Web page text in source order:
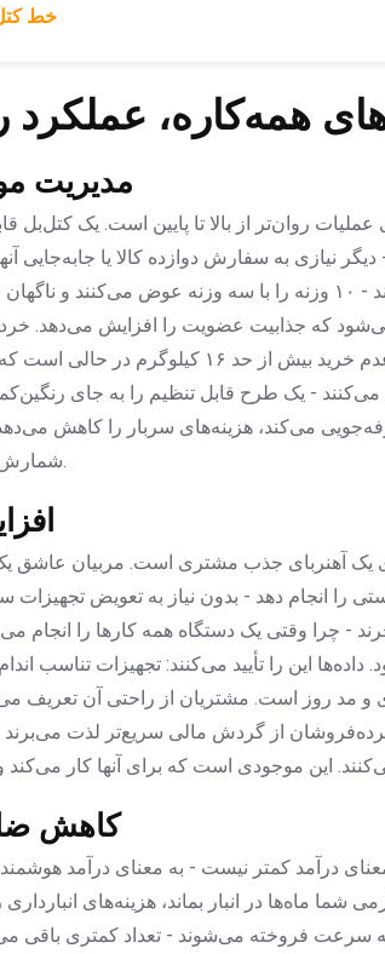
خط
همه‌کاره، عملکرد
مدیریت
نیازی به سفارش دوازده کالا یا جابه‌جایی
ورزشی فضای کف را آزاد می‌کنند - ۱۰ وزنه را با سه وزنه عوض
که جذابیت عضویت را افزایش می‌دهد.
می‌کنند - یک طرح قابل تنظیم را به جای
می‌کند، هزینه‌های سربار را کاهش
شمارش موجودی، روی رشد تمرکز کنید.
یک آهنربای جذب مشتری است. مربیان عاشق
را انجام دهد - بدون نیاز به تعویض
- چرا وقتی یک دستگاه همه کارها را انجام
و مد روز است. مشتریان از راحتی آن تعریف
خرده‌فروشان از گردش مالی سریع‌تر لذت
کاهش
درآمد کمتر نیست - به معنای درآمد
- شاید دسته ۲۸ کیلوگرمی شما ماه‌ها در انبار بماند،
سرعت فروخته می‌شوند - تعداد کمتری باقی